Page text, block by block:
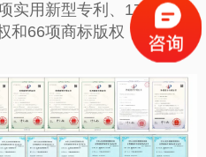
实用新型专利、17项外观
和66项商标版权，
实现技